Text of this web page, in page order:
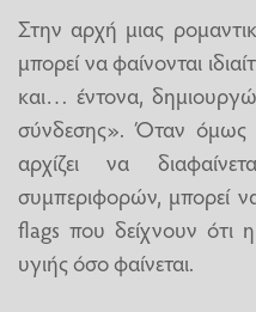
Στην αρχή μιας
μπορεί να φαίνονται
και… έντονα,
σύνδεσης». Όταν όμως
αρχίζει να
συμπεριφορών, μπορεί
flags που δείχνουν ότι
υγιής όσο φαίνεται.